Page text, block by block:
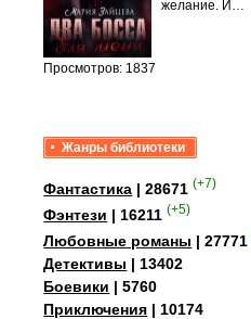
Просмотров: 1837
желание. И…
Жанры библиотеки
Фантастика | 28671 (+7)
Фэнтези | 16211 (+5)
Любовные романы | 27771
Детективы | 13402
Боевики | 5760
Приключения | 10174